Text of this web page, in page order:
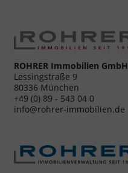
ROHRER Immobilien GmbH
Lessingstraße 9
80336 München
+49 (0) 89 - 543 04 0
info@rohrer-immobilien.de